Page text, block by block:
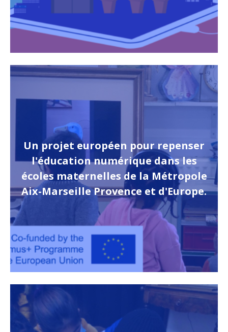
Un projet européen pour repenser
l'éducation numérique dans les
écoles maternelles de la Métropole
Aix-Marseille Provence et d'Europe.